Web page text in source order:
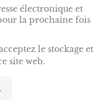
électronique et
la prochaine fois
le stockage et
site web.